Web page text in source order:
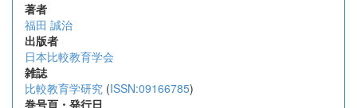
著者
福田 誠治
出版者
日本比較教育学会
雑誌
比較教育学研究 (ISSN:09166785)
巻号頁・発行日